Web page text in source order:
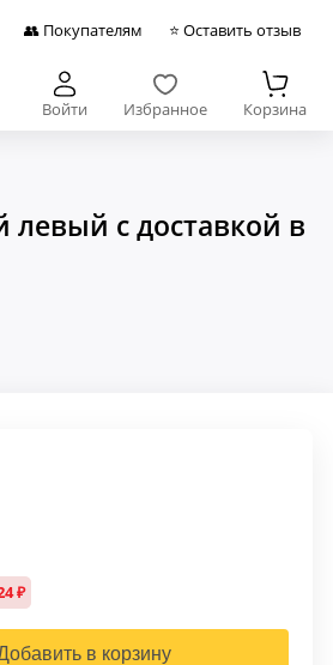
👥 Покупателям ⭐ Оставить отзыв
Войти Избранное Корзина
левый с доставкой в
₽
в корзину